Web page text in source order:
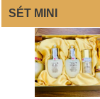
SÉT MINI